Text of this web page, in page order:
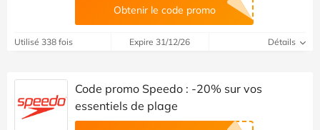
Obtenir le code promo
Utilisé 338 fois Expire 31/12/26 Détails
Code promo Speedo : -20% sur vos
essentiels de plage